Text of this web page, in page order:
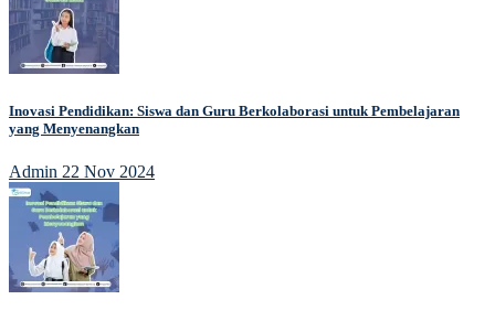
Inovasi Pendidikan: Siswa dan Guru Berkolaborasi untuk Pembelajaran
yang Menyenangkan
Admin 22 Nov 2024